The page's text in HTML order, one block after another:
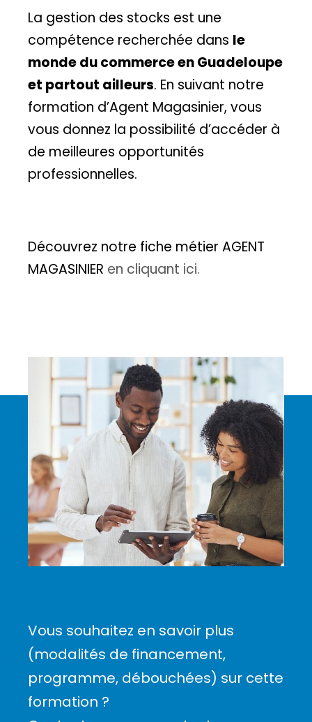
La gestion des stocks est une
compétence recherchée dans le
monde du commerce en Guadeloupe
et partout ailleurs. En suivant notre
formation d’Agent Magasinier, vous
vous donnez la possibilité d’accéder à
de meilleures opportunités
professionnelles.
Découvrez notre fiche métier AGENT
MAGASINIER en cliquant ici.
Découvrez nos formations certifiantes.
Vous souhaitez en savoir plus
(modalités de financement,
programme, débouchées) sur cette
formation ?